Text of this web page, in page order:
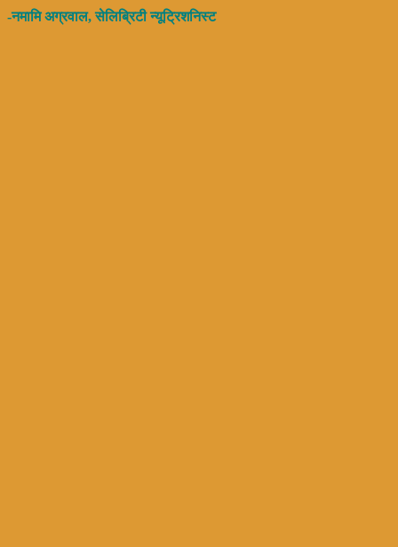
-नमामि अग्रवाल, सेलिब्रिटी न्यूट्रिशनिस्ट